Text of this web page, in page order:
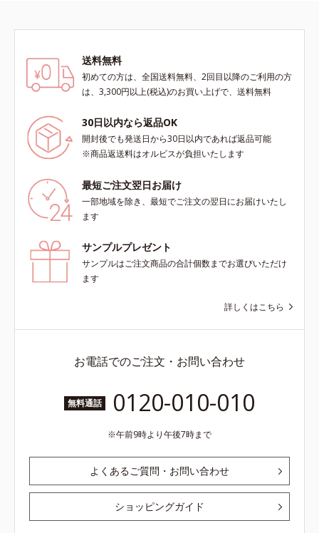
すべての人にコメド（ニキビのも
と）ができないというわけではあり
送料無料
初めての方は、全国送料無料、2回目以降のご利用の方
は、3,300円以上(税込)のお買い上げで、送料無料
30日以内なら返品OK
開封後でも発送日から30日以内であれば返品可能
※商品返送料はオルビスが負担いたします
最短ご注文翌日お届け
一部地域を除き、最短でご注文の翌日にお届けいたし
ます
サンプルプレゼント
サンプルはご注文商品の合計個数までお選びいただけ
ます
詳しくはこちら
お電話でのご注文・お問い合わせ
無料通話 0120-010-010
午前9時より午後7時まで
よくあるご質問・お問い合わせ
ショッピングガイド